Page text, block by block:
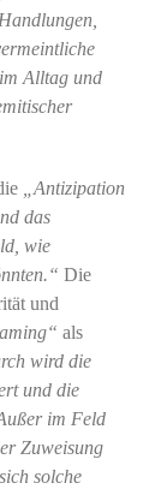
Alltag und
„Antizipation
das
wie
Die
und
als
wird die
und die
im Feld
Zuweisung
solche